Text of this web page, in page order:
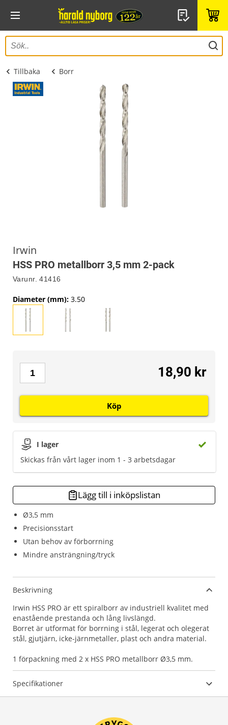
Tillbaka Borr
Irwin
HSS PRO metallborr 3,5 mm 2-pack
Varunr. 41416
Ø3,5 mm
Precisionsstart
Utan behov av förborrning
Mindre ansträngning/tryck
Diameter (mm): 3.50
I lager
Skickas från vårt lager inom 1 - 3 arbetsdagar
18,90 kr
Köp
Lägg till i inköpslistan
Beskrivning
Irwin HSS PRO är ett spiralborr av industriell kvalitet med
enastående prestanda och lång livslängd.
Borret är utformat för borrning i stål, legerat och olegerat
stål, gjutjärn, icke-järnmetaller, plast och andra material.
1 förpackning med 2 x HSS PRO metallborr Ø3,5 mm.
Specifikationer